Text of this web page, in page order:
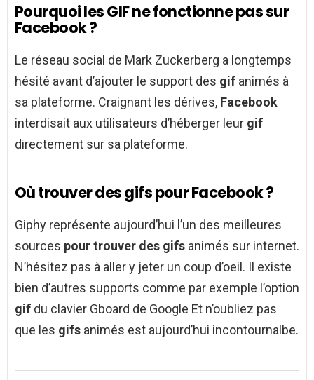
Pourquoi les GIF ne fonctionne pas sur
Facebook ?
Le réseau social de Mark Zuckerberg a longtemps
hésité avant d’ajouter le support des gif animés à
sa plateforme. Craignant les dérives, Facebook
interdisait aux utilisateurs d’héberger leur gif
directement sur sa plateforme.
Où trouver des gifs pour Facebook ?
Giphy représente aujourd’hui l’un des meilleures
sources pour trouver des gifs animés sur internet.
N’hésitez pas à aller y jeter un coup d’oeil. Il existe
bien d’autres supports comme par exemple l’option
gif du clavier Gboard de Google Et n’oubliez pas
que les gifs animés est aujourd’hui incontournalbe.